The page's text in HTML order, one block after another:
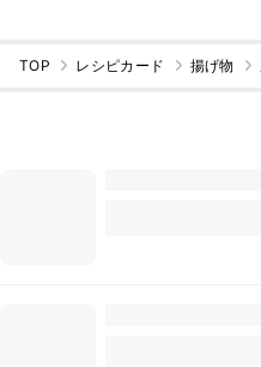
TOP レシピカード 揚げ物